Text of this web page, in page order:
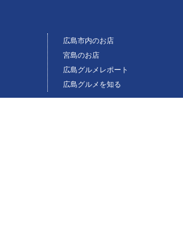
広島市内のお店
宮島のお店
広島グルメレポート
広島グルメを知る